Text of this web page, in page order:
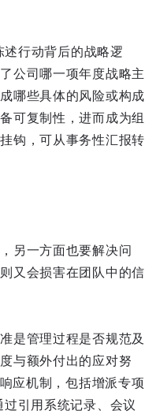
述行动背后的战略逻
公司哪一项年度战略主
哪些具体的风险或构成
可复制性，进而成为组
钩，可从事务性汇报转
另一方面也要解决问
又会损害在团队中的信
是管理过程是否规范及
与额外付出的应对努
应机制，包括增派专项
引用系统记录、会议